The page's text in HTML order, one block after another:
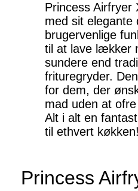
Princess Airfryer
med sit elegante
brugervenlige
til at lave lækker
sundere end
frituregryder.
for dem, der
mad uden at
Alt i alt en
til ethvert køkken!
Princess